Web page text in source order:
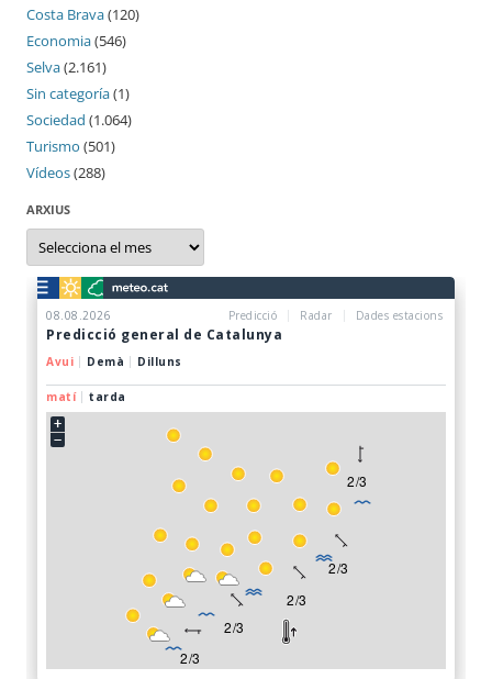
Costa Brava(120)
Economia(546)
Selva(2.161)
Sin categoría(1)
Sociedad (1.064)
Turismo (501)
Vídeos(288)
ARXIUS
Arxius